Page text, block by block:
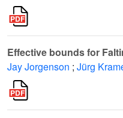
Effective bounds for
Jay Jorgenson ; Jürg